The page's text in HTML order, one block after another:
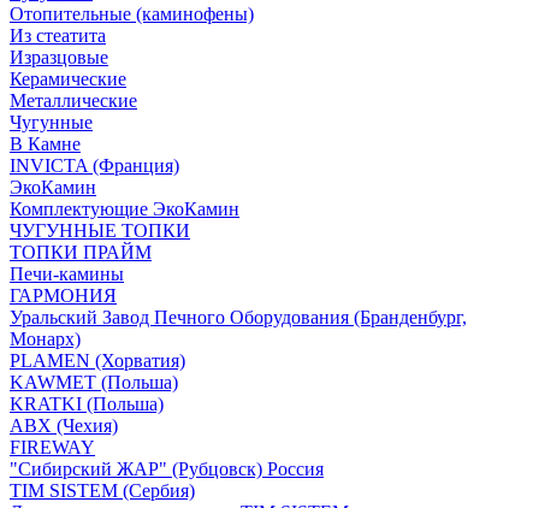
Отопительные (каминофены)
Из стеатита
Изразцовые
Керамические
Металлические
Чугунные
В Камне
INVICTA (Франция)
ЭкоКамин
Комплектующие ЭкоКамин
ЧУГУННЫЕ ТОПКИ
ТОПКИ ПРАЙМ
Печи-камины
ГАРМОНИЯ
Уральский Завод Печного Оборудования (Бранденбург,
Монарх)
PLAMEN (Хорватия)
KAWMET (Польша)
KRATKI (Польша)
ABX (Чехия)
FIREWAY
"Сибирский ЖАР" (Рубцовск) Россия
TIM SISTEM (Сербия)